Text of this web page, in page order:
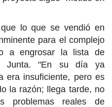
lo que se vendió en
para el complejo
a engrosar la lista de
Junta. "En su día ya
era insuficiente, pero es
la razón; llega tarde, no
problemas reales de